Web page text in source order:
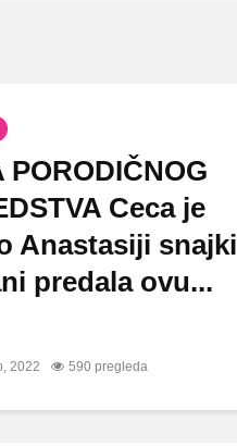
PORODIČNOG
Ceca je
Anastasiji snajki
predala ovu...
2022 590 pregleda